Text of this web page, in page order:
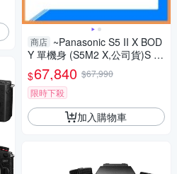
商店 ~Panasonic S5 II X BOD
Y 單機身 (S5M2 X,公司貨)S 5II
$67,840 $67,990
限時下殺
加入購物車